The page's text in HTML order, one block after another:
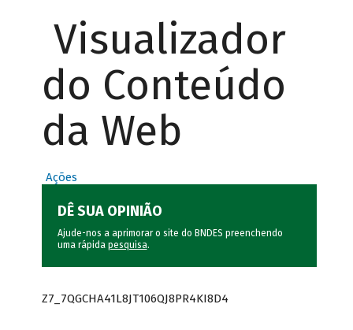
Visualizador
do Conteúdo
da Web
Ações
DÊ SUA OPINIÃO
Ajude-nos a aprimorar o site do BNDES preenchendo
uma rápida pesquisa.
Z7_7QGCHA41L8JT106QJ8PR4KI8D4